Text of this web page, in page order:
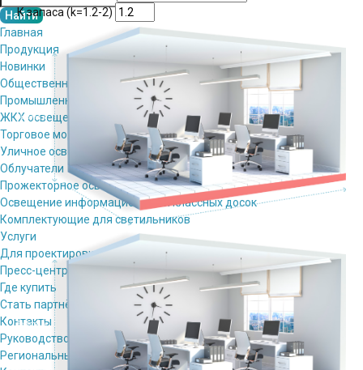
Главная
Продукция
Новинки
Общественное освещение
Промышленное освещение
ЖКХ освещение
Торговое модульное освещение
Уличное освещение
Облучатели
Прожекторное освещение
Освещение информационных и классных досок
Комплектующие для светильников
Услуги
Для проектировщиков
Пресс-центр
Где купить
Стать партнёром
Контакты
Руководство
Региональные представители
К запаса (k=1.2-2)